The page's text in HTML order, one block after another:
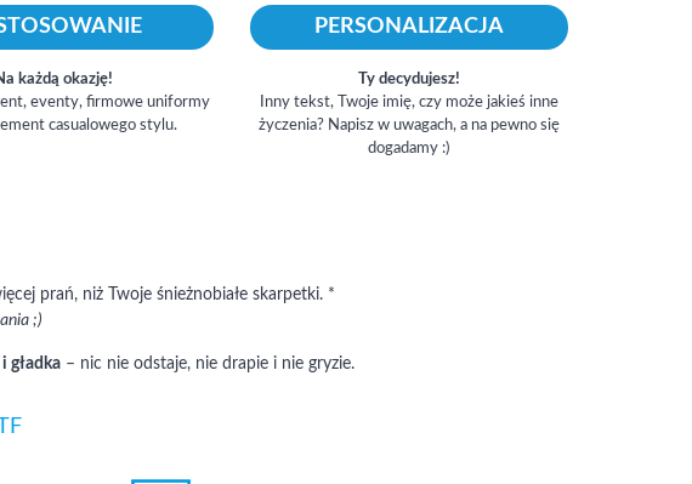
każdą okazję!
eventy, firmowe uniformy
casualowego stylu.
PERSONALIZACJA
Ty decydujesz!
Inny tekst, Twoje imię, czy może jakieś inne
życzenia? Napisz w uwagach, a na pewno się
dogadamy :)
prań, niż Twoje śnieżnobiałe skarpetki. *
;)
gładka– nic nie odstaje, nie drapie i nie gryzie.